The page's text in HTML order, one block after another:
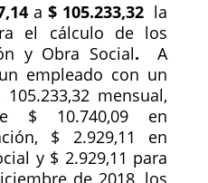
a $ 105.233,32 la
el cálculo de los
y Obra Social.
A
empleado con un
mensual,
$ 10.740,09 en
$ 2.929,11 en
y $ 2.929,11 para
de 2018, los